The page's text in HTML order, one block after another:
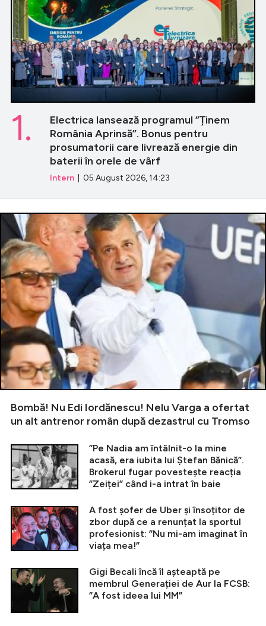
Electrica lansează programul ”Ținem
România Aprinsă”. Bonus pentru
prosumatorii care livrează energie din
baterii în orele de vârf
Intern | 05 August 2026, 14:23
1.
Bombă! Nu Edi Iordănescu! Nelu Varga a ofertat
un alt antrenor român după dezastrul cu Tromso
”Pe Nadia am întâlnit-o la mine
acasă, era iubita lui Ștefan Bănică”.
Brokerul fugar povestește reacția
”Zeiței” când i-a intrat în baie
A fost șofer de Uber și însoțitor de
zbor după ce a renunțat la sportul
profesionist: ”Nu mi-am imaginat în
viața mea!”
Gigi Becali încă îl așteaptă pe
membrul Generației de Aur la FCSB:
”A fost ideea lui MM”